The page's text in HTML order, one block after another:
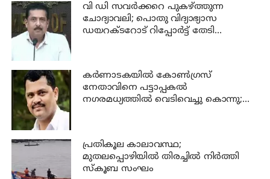
വി ഡി സവര്‍ക്കറെ പുകഴ്ത്തുന്ന
ചോദ്യാവലി; പൊതു വിദ്യാഭ്യാസ
ഡയറക്ടറോട് റിപ്പോര്‍ട്ട് തേടി
കര്‍ണാടകയില്‍ കോണ്‍ഗ്രസ്
നേതാവിനെ പട്ടാപ്പകല്‍
നഗരമധ്യത്തില്‍ വെടിവെച്ചു കൊന്നു;
പ്രതികൂല കാലാവസ്ഥ;
മുതലപ്പൊഴിയില്‍ തിരച്ചില്‍ നിര്‍ത്തി
സ്കൂബ സംഘം